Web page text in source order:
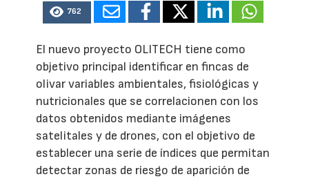
762
El nuevo proyecto OLITECH tiene como
objetivo principal identificar en fincas de
olivar variables ambientales, fisiológicas y
nutricionales que se correlacionen con los
datos obtenidos mediante imágenes
satelitales y de drones, con el objetivo de
establecer una serie de índices que permitan
detectar zonas de riesgo de aparición de